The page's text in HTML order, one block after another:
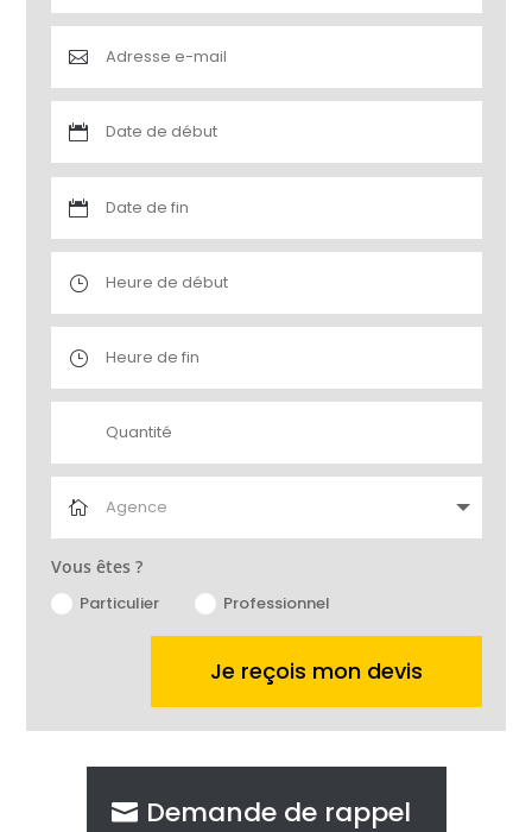
Vous êtes ?
Particulier
Professionnel
Je reçois mon devis
Demande de rappel